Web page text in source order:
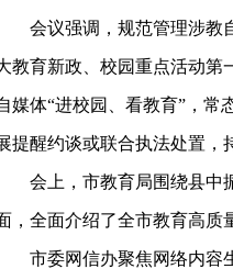
会议强调，规范管理涉教自
教育新政、校园重点活动第
媒体“进校园、看教育”，
提醒约谈或联合执法处置，
会上，市教育局围绕县中振
，全面介绍了全市教育高质
市委网信办聚焦网络内容生